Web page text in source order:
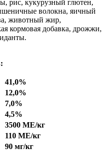
рис, кукурузный глютен,
волокна, яичный
животный жир,
кормовая добавка, дрожжи,
41,0%
12,0%
7,0%
4,5%
3500 МЕ/кг
110 МЕ/кг
90 мг/кг